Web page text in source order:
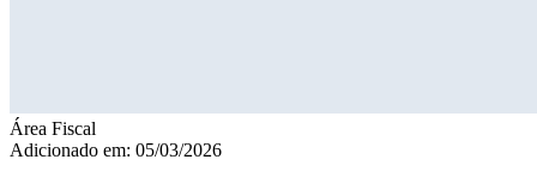
Área Fiscal
Adicionado em: 05/03/2026